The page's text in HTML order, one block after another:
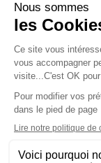
lyoncapitale.fr
olympique-et-
L'application
Les cookies
Gestion des